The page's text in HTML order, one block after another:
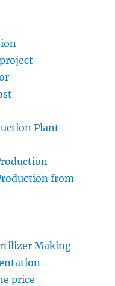
Plant
from
Making
price